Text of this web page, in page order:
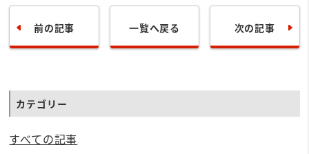
前の記事 一覧へ戻る 次の記事
カテゴリー
すべての記事